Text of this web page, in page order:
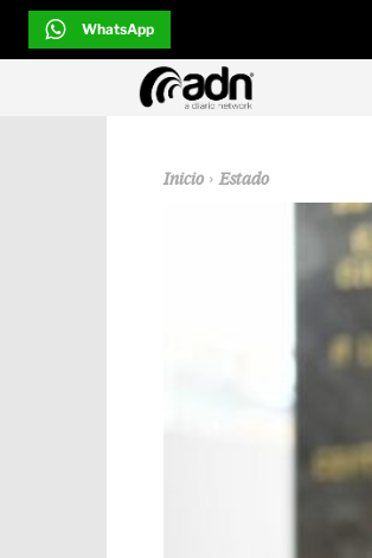
WhatsApp
Inicio Estado